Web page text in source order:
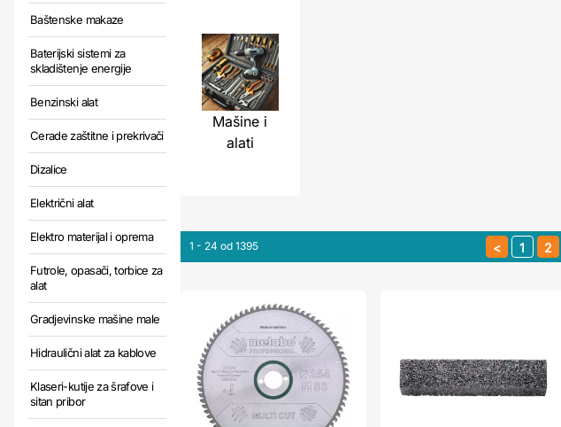
Baštenske makaze
Baterijski sistemi za
skladištenje energije
Benzinski alat
Cerade zaštitne i prekrivači
Dizalice
Električni alat
Elektro materijal i oprema
Futrole, opasači, torbice za
alat
Gradjevinske mašine male
Hidraulični alat za kablove
Klaseri-kutije za šrafove i
sitan pribor
Mašine i
alati
1 - 24 od 1395 1 2